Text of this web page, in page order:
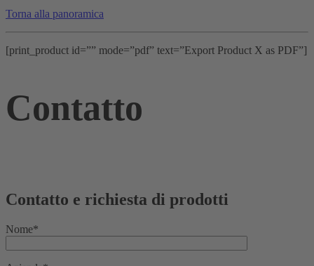
Torna alla panoramica
[print_product id=”” mode=”pdf” text=”Export Product X as PDF”]
Contatto
Contatto e richiesta di prodotti
Nome*